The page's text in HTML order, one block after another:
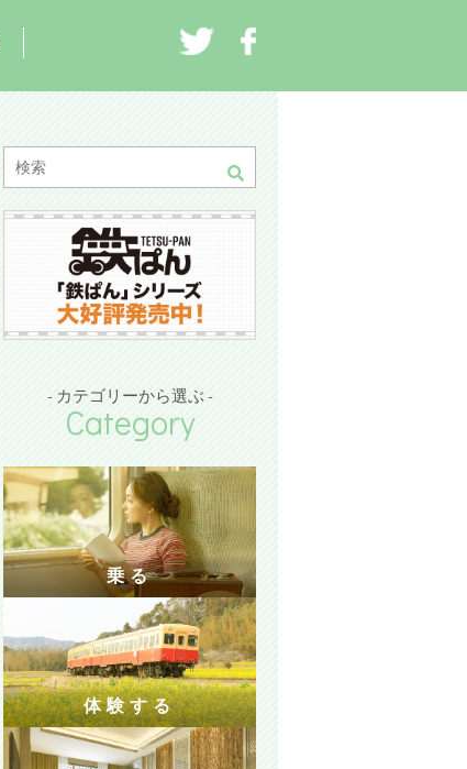
- カテゴリーから選ぶ -
Category
乗る
体験する